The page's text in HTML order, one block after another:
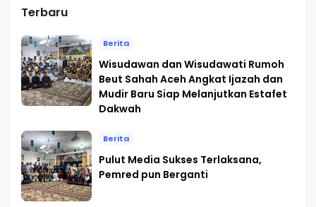
Terbaru
Berita
Wisudawan dan Wisudawati Rumoh
Beut Sahah Aceh Angkat Ijazah dan
Mudir Baru Siap Melanjutkan Estafet
Dakwah
Berita
Pulut Media Sukses Terlaksana,
Pemred pun Berganti